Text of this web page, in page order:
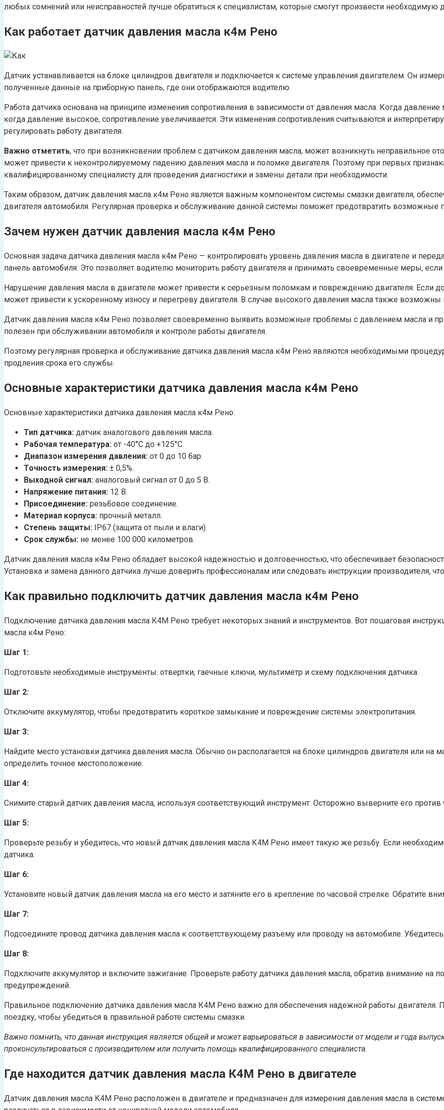
любых сомнений или неисправностей лучше обратиться к специалистам, которые смогут произвести необходимую
Как работает датчик давления масла к4м Рено
Датчик устанавливается на блоке цилиндров двигателя и подключается к системе управления двигателем. Он
полученные данные на приборную панель, где они отображаются водителю.
Работа датчика основана на принципе изменения сопротивления в зависимости от давления масла. Когда
когда давление высокое, сопротивление увеличивается. Эти изменения сопротивления считываются и
регулировать работу двигателя.
Важно отметить, что при возникновении проблем с датчиком давления масла, может возникнуть неправильное
может привести к неконтролируемому падению давления масла и поломке двигателя. Поэтому при первых
квалифицированному специалисту для проведения диагностики и замены детали при необходимости.
Таким образом, датчик давления масла к4м Рено является важным компонентом системы смазки двигателя,
двигателя автомобиля. Регулярная проверка и обслуживание данной системы поможет предотвратить
Зачем нужен датчик давления масла к4м Рено
Основная задача датчика давления масла к4м Рено — контролировать уровень давления масла в двигателе и
панель автомобиля. Это позволяет водителю мониторить работу двигателя и принимать своевременные меры,
Нарушение давления масла в двигателе может привести к серьезным поломкам и повреждению двигателя. Если
может привести к ускоренному износу и перегреву двигателя. В случае высокого давления масла также возможны
Датчик давления масла к4м Рено позволяет своевременно выявить возможные проблемы с давлением масла и
полезен при обслуживании автомобиля и контроле работы двигателя.
Поэтому регулярная проверка и обслуживание датчика давления масла к4м Рено являются необходимыми
продления срока его службы.
Основные характеристики датчика давления масла к4м Рено
Основные характеристики датчика давления масла к4м Рено:
Тип датчика: датчик аналогового давления масла.
Рабочая температура: от -40°C до +125°C.
Диапазон измерения давления: от 0 до 10 бар.
Точность измерения: ± 0,5%.
Выходной сигнал: аналоговый сигнал от 0 до 5 В.
Напряжение питания: 12 В.
Присоединение: резьбовое соединение.
Материал корпуса: прочный металл.
Степень защиты: IP67 (защита от пыли и влаги).
Срок службы: не менее 100 000 километров.
Датчик давления масла к4м Рено обладает высокой надежностью и долговечностью, что обеспечивает
Установка и замена данного датчика лучше доверить профессионалам или следовать инструкции
Как правильно подключить датчик давления масла к4м Рено
Подключение датчика давления масла К4М Рено требует некоторых знаний и инструментов. Вот пошаговая
масла к4м Рено:
Шаг 1:
Подготовьте необходимые инструменты: отвертки, гаечные ключи, мультиметр и схему подключения датчика.
Шаг 2:
Отключите аккумулятор, чтобы предотвратить короткое замыкание и повреждение системы электропитания.
Шаг 3:
Найдите место установки датчика давления масла. Обычно он располагается на блоке цилиндров двигателя или на
определить точное местоположение.
Шаг 4:
Снимите старый датчик давления масла, используя соответствующий инструмент. Осторожно выверните его против
Шаг 5:
Проверьте резьбу и убедитесь, что новый датчик давления масла К4М Рено имеет такую же резьбу. Если
датчика.
Шаг 6:
Установите новый датчик давления масла на его место и затяните его в крепление по часовой стрелке. Обратите
Шаг 7:
Подсоедините провод датчика давления масла к соответствующему разъему или проводу на автомобиле.
Шаг 8:
Подключите аккумулятор и включите зажигание. Проверьте работу датчика давления масла, обратив внимание на
предупреждений.
Правильное подключение датчика давления масла К4М Рено важно для обеспечения надежной работы двигателя.
поездку, чтобы убедиться в правильной работе системы смазки.
Важно помнить, что данная инструкция является общей и может варьироваться в зависимости от модели и года
проконсультироваться с производителем или получить помощь квалифицированного специалиста.
Где находится датчик давления масла К4М Рено в двигателе
Датчик давления масла К4М Рено расположен в двигателе и предназначен для измерения давления масла в